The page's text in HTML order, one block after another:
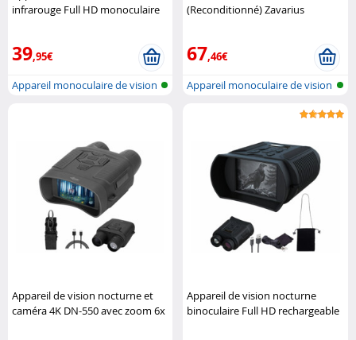
infrarouge Full HD monoculaire
39,95€
Appareil monoculaire de vision
(Reconditionné) Zavarius
67,46€
Appareil monoculaire de vision
Appareil de vision nocturne et
caméra 4K DN-550 avec zoom 6x
Appareil de vision nocturne
binoculaire Full HD rechargeable